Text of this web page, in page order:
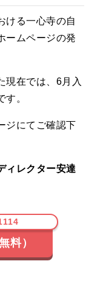
ける一心寺の自
ームページの発
現在では、6月入
。
ジにてご確認下
ィレクター安達
料）